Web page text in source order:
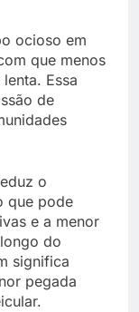
ocioso em
que menos
Essa
de
o
que pode
e a menor
do
significa
pegada